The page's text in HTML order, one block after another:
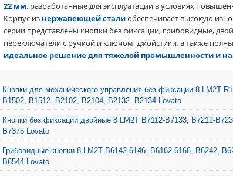
22 мм, разработанные для эксплуатации в условиях
Корпус из нержавеющей сталиобеспечивает высокую
серии представлены кнопки без фиксации, грибовидные,
переключатели с ручкой и ключом, джойстики, а также
идеальное решение для тяжелой промышленности и
Кнопки для механического управления без фиксации 8 LM2T
B1502, B1512, B2102, B2104, B2132, B2134 Lovato
Кнопки без фиксации двойные 8 LM2T B7112-B7133, B7212-
B7375 Lovato
Грибовидные кнопки 8 LM2T B6142-6146, B6162-6166, B6242,
B6544 Lovato